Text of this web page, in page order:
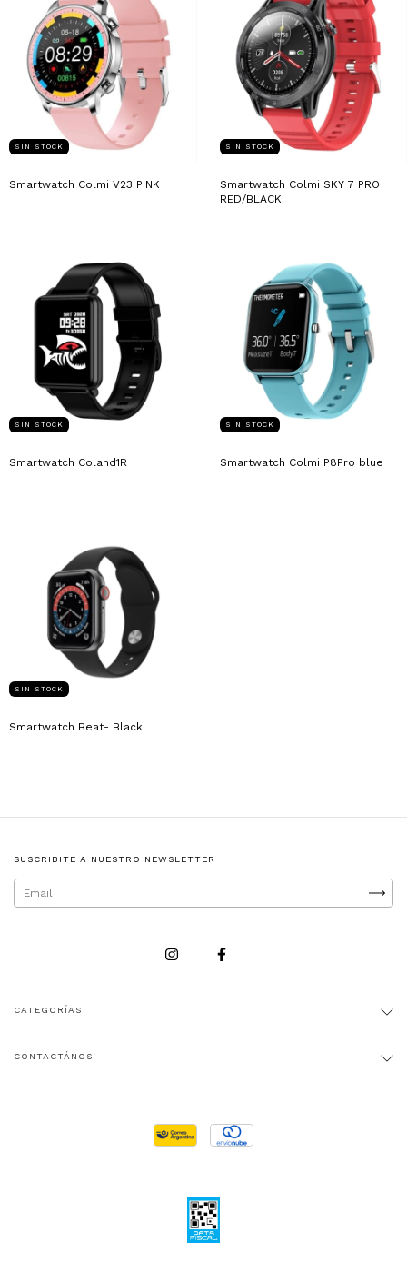
SIN STOCK
Smartwatch Colmi V23 PINK
SIN STOCK
Smartwatch Colmi SKY 7 PRO
RED/BLACK
SIN STOCK
Smartwatch Coland1R
SIN STOCK
Smartwatch Colmi P8Pro blue
SIN STOCK
Smartwatch Beat- Black
SUSCRIBITE A NUESTRO NEWSLETTER
CATEGORÍAS
CONTACTÁNOS